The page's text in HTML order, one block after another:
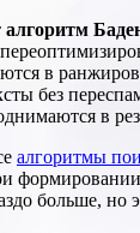
алгоритм
в
без
в
алгоритмы
больше, но